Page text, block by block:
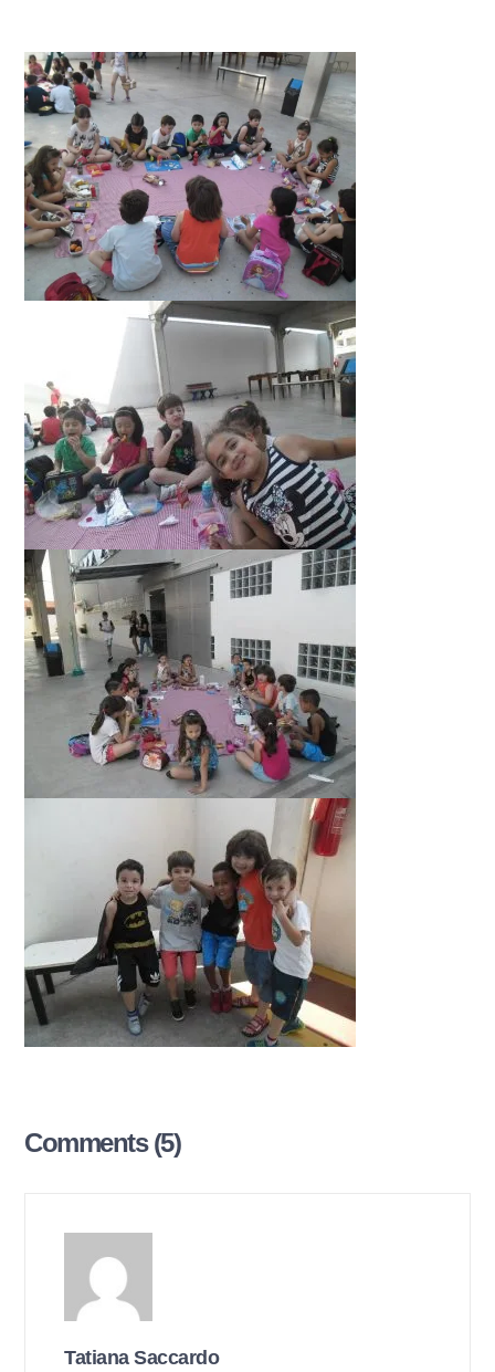
Comments (5)
Tatiana Saccardo